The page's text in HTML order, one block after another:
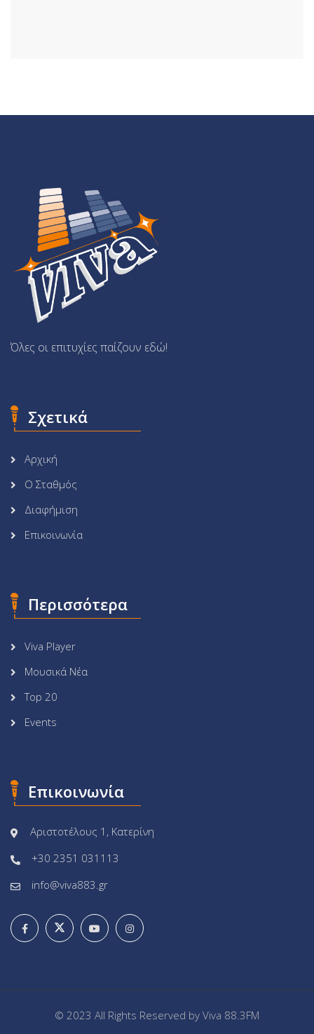
Όλες οι επιτυχίες παίζουν εδώ!
Σχετικά
Αρχική
Ο Σταθμός
Διαφήμιση
Επικοινωνία
Περισσότερα
Viva Player
Μουσικά Νέα
Top 20
Events
Επικοινωνία
Αριστοτέλους 1, Κατερίνη
+30 2351 031113
info@viva883.gr
© 2023 All Rights Reserved by Viva 88.3FM